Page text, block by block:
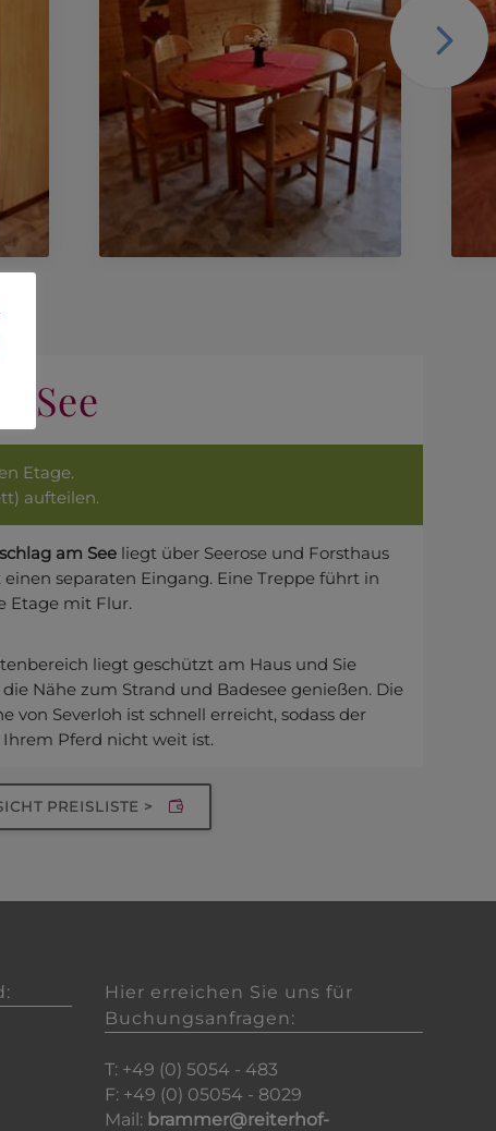
See
Etage.
aufteilen.
am See liegt über Seerose und Forsthaus
separaten Eingang. Eine Treppe führt in
Etage mit Flur.
liegt geschützt am Haus und Sie
Nähe zum Strand und Badesee genießen. Die
von Severloh ist schnell erreicht, sodass der
Ihrem Pferd nicht weit ist.
PREISLISTE >
Hier erreichen Sie uns für
Buchungsanfragen:
T: +49 (0) 5054 - 483
F: +49 (0) 05054 - 8029
Mail: brammer@reiterhof-